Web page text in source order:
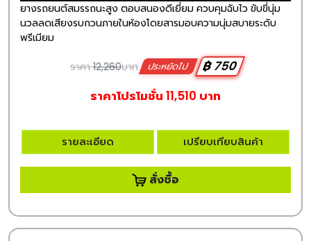
ยางรถยนต์สมรรถนะสูง ตอบสนองดีเยี่ยม ควบคุมฉับไว ขับขี่นุ่ม
นวลลดเสียงรบกวนภายในห้องโดยสารมอบความนุ่มสบายระดับ
พรีเมียม
ราคา12,260บาท ประหยัดไป
฿ 750
ราคาโปรโมชั่น 11,510 บาท
รายละเอียด เปรียบเทียบสินค้า
สั่งซื้อ